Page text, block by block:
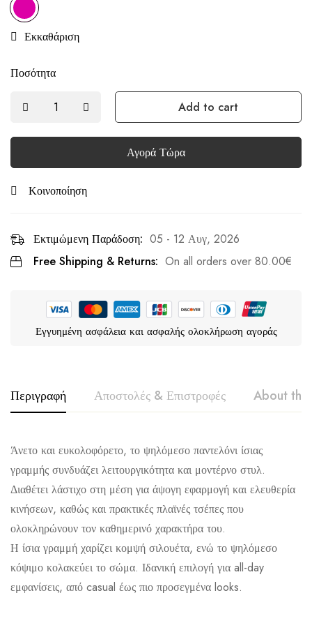
Εκκαθάριση
Ποσότητα
Add to cart
Αγορά Τώρα
Κοινοποίηση
Εκτιμώμενη Παράδοση: 05 - 12 Αυγ, 2026
Free Shipping & Returns: On all orders over 80.00€
Εγγυημένη ασφάλεια και ασφαλής ολοκλήρωση αγοράς
Περιγραφή Αποστολές & Επιστροφές About
Άνετο και ευκολοφόρετο, το ψηλόμεσο παντελόνι ίσιας
γραμμής συνδυάζει λειτουργικότητα και μοντέρνο στυλ.
Διαθέτει λάστιχο στη μέση για άψογη εφαρμογή και ελευθερία
κινήσεων, καθώς και πρακτικές πλαϊνές τσέπες που
ολοκληρώνουν τον καθημερινό χαρακτήρα του.
Η ίσια γραμμή χαρίζει κομψή σιλουέτα, ενώ το ψηλόμεσο
κόψιμο κολακεύει το σώμα. Ιδανική επιλογή για all-day
εμφανίσεις, από casual έως πιο προσεγμένα looks.
Αποστολή σε πόλη: 2,50€
Αποστολή σε επαρχία: 3,90€
Αντικαταβολή: 2,50€
VOICE